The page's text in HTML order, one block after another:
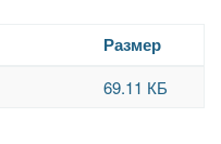
Размер
69.11 КБ